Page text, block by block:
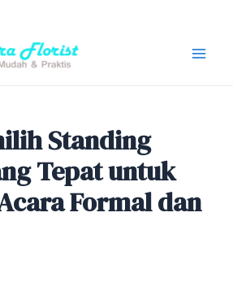
Standing
Tepat untuk
Formal dan